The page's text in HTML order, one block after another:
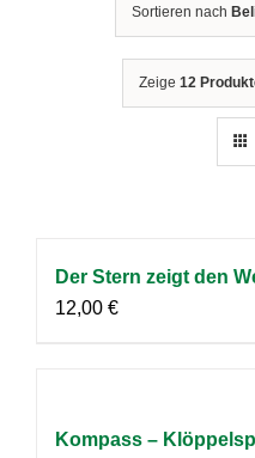
Sortieren nach
Zeige 12
Der Stern zeigt den
12,00 €
Kompass –